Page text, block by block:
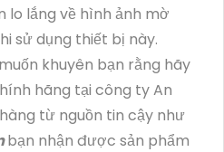
lo lắng về hình ảnh mờ
sử dụng thiết bị này.
khuyên bạn rằng hãy
hãng tại công ty An
từ nguồn tin cậy như
bạn nhận được sản phẩm